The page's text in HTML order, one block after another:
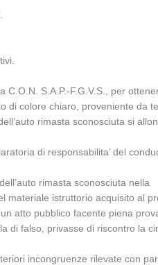
S.A.P.-F.G.V.S., per
di colore chiaro, proveniente da
rimasta sconosciuta si
di responsabilita’ del
rimasta sconosciuta nella
materiale istruttorio acquisito al
atto pubblico facente piena
di falso, privasse di riscontro la
incongruenze rilevate con